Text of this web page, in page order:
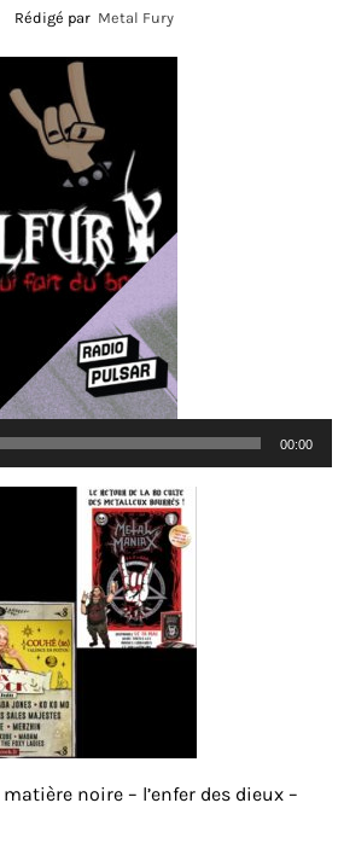
Rédigé par Metal Fury
00:00
noire – l’enfer des dieux –